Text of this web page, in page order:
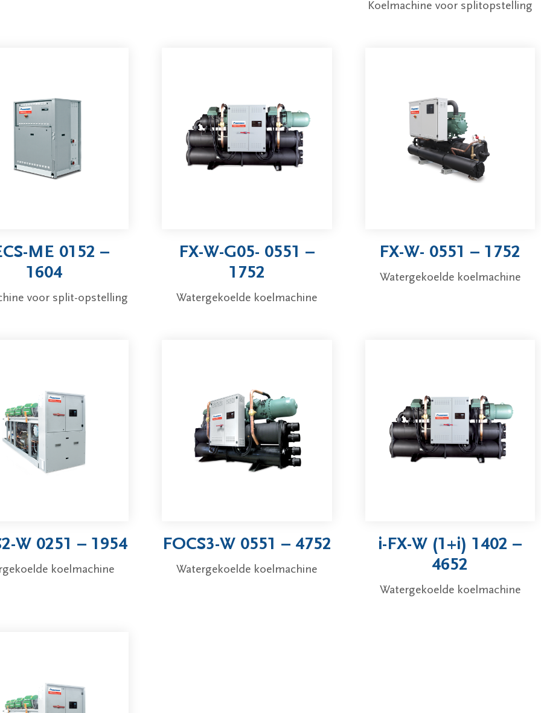
Koelmachine voor splitopstelling
ME 0152 –
1604
voor split-opstelling
FX-W-G05- 0551 –
1752
Watergekoelde koelmachine
FX-W- 0551 – 1752
Watergekoelde koelmachine
W 0251 – 1954
koelmachine
FOCS3-W 0551 – 4752
Watergekoelde koelmachine
i-FX-W (1+i) 1402 –
4652
Watergekoelde koelmachine